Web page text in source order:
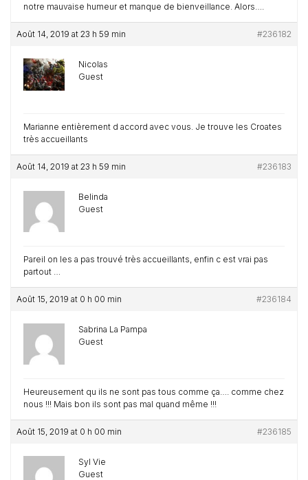
notre mauvaise humeur et manque de bienveillance. Alors….
Août 14, 2019 at 23 h 59 min #236182
Nicolas
Guest
Marianne entièrement d accord avec vous. Je trouve les Croates
très accueillants
Août 14, 2019 at 23 h 59 min #236183
Belinda
Guest
Pareil on les a pas trouvé très accueillants, enfin c est vrai pas
partout …
Août 15, 2019 at 0 h 00 min #236184
Sabrina La Pampa
Guest
Heureusement qu ils ne sont pas tous comme ça…. comme chez
nous !!! Mais bon ils sont pas mal quand même !!!
Août 15, 2019 at 0 h 00 min #236185
Syl Vie
Guest